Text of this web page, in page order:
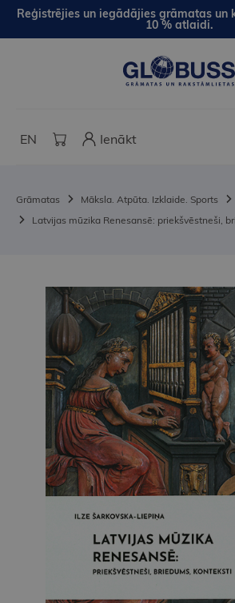
Reģistrējies un iegādājies grāmatas un
10 % atlaidi.
EN Ienākt
Grāmatas Māksla. Atpūta. Izklaide. Sports
Latvijas mūzika Renesansē: priekšvēstneši,